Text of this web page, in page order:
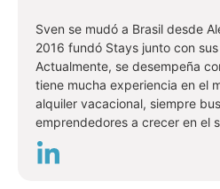
Sven se mudó a Brasil desde
2016 fundó Stays junto con
Actualmente, se desempeña
tiene mucha experiencia en el
alquiler vacacional, siempre
emprendedores a crecer en el